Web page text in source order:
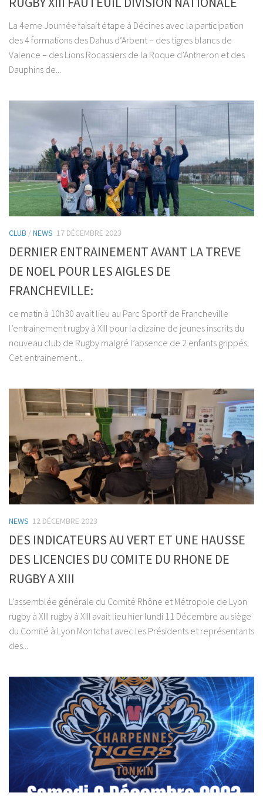
La 4eme Journée faisait étape à Décines avec la participation
des 4 formations des Dahus d’Arbent – des tigres blancs de
Valence – des Lions Rocassiers de la Roque d’Antheron et des
Dauphins de...
CLUB /NEWS 17 DÉCEMBRE 2023
DERNIER ENTRAINEMENT AVANT LA TREVE
DE NOEL POUR LES AIGLES DE
FRANCHEVILLE:
ce matin à 10h30 avait lieu au Parc Sportif de Francheville
l’entrainement rugby à XIII pour la dizaine de jeunes inscrits du
nouveau club de Rugby malgré l’absence de 2 enfants grippés.
Cet entrainement...
NEWS 12 DÉCEMBRE 2023
DES INDICATEURS AU VERT ET UNE HAUSSE
DES LICENCIES DU COMITE DU RHONE DE
RUGBY A XIII
L’assemblée générale du Comité Rhône et Métropole de Lyon
rugby à XIII rugby à XIII avait lieu hier lundi 11 Décembre au siège
du Comité à Lyon Montchat avec les Présidents et représentants
des...